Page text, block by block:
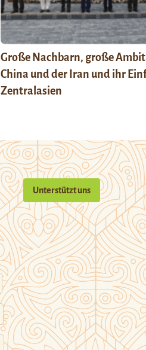
Große Nachbarn, große
China und der Iran und ihr
Zentralasien
Unterstützt uns